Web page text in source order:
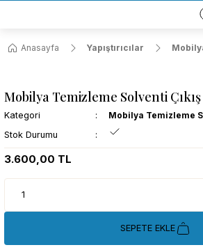
BÜTÜN ALIŞVERİŞLERİNİZDE
TÜRKİYE GENELİNDE 10.000
Anasayfa
Yapıştırıcılar
Mobilya Temizleme Solventi
Kategori
Mobilya Temizleme
Stok Durumu
3.600,00 TL
SEPETE EKLE